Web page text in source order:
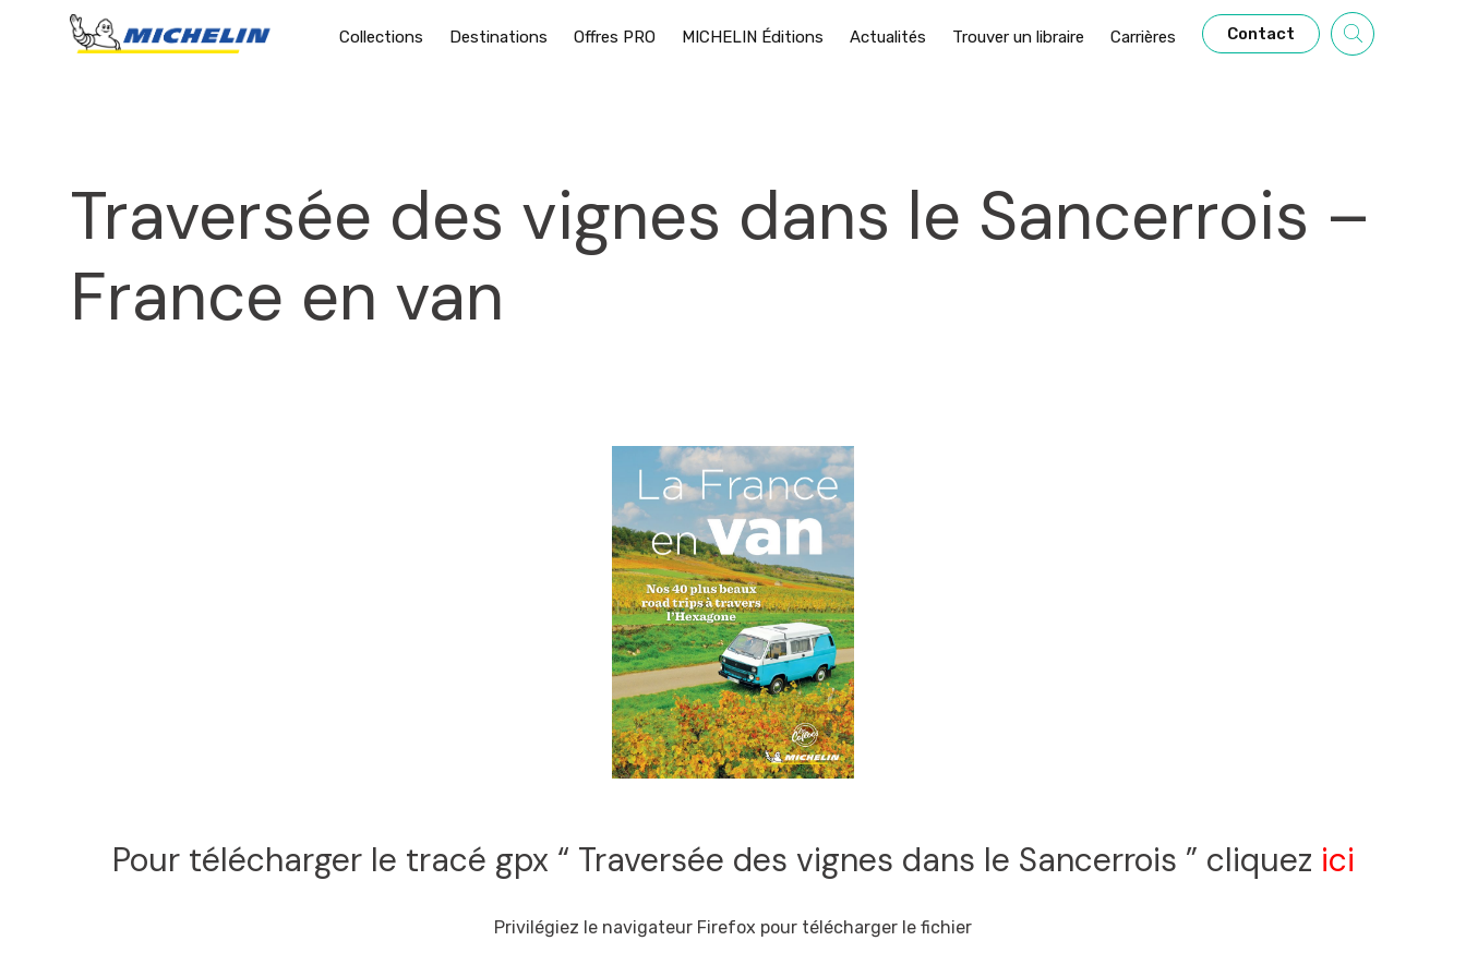
Collections Destinations Offres PRO MICHELIN Éditions Actualités Trouver un libraire Carrières Contact
Traversée des vignes dans le Sancerrois –
France en van
Pour télécharger le tracé gpx “ Traversée des vignes dans le Sancerrois ” cliquez ici
Privilégiez le navigateur Firefox pour télécharger le fichier